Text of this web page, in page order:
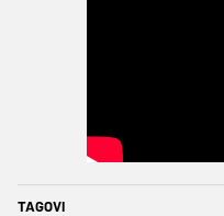
TAGOVI